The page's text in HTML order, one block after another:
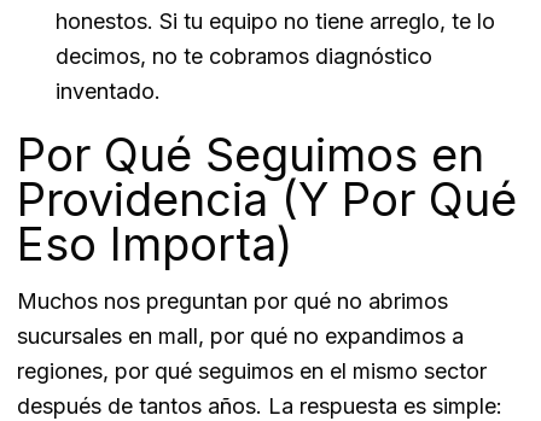
honestos. Si tu equipo no tiene arreglo, te lo
decimos, no te cobramos diagnóstico
inventado.
Por Qué Seguimos en
Providencia (Y Por Qué
Eso Importa)
Muchos nos preguntan por qué no abrimos
sucursales en mall, por qué no expandimos a
regiones, por qué seguimos en el mismo sector
después de tantos años. La respuesta es simple: